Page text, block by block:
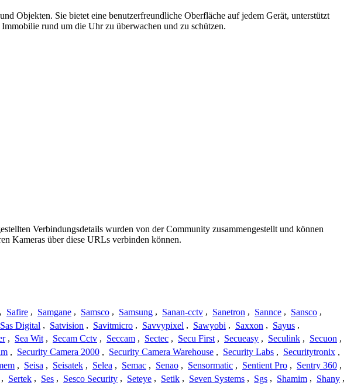
Objekten. Sie bietet eine benutzerfreundliche Oberfläche auf jedem Gerät, unterstützt
rund um die Uhr zu überwachen und zu schützen.
Verbindungsdetails wurden von der Community zusammengestellt und können
Kameras über diese URLs verbinden können.
, Safire , Samgane , Samsco , Samsung , Sanan-cctv , Sanetron , Sannce , Sansco ,
Sas Digital , Satvision , Savitmicro , Savvypixel , Sawyobi , Saxxon , Sayus ,
, Sea Wit , Secam Cctv , Seccam , Sectec , Secu First , Secueasy , Seculink , Secuon ,
, Security Camera 2000 , Security Camera Warehouse , Security Labs , Securitytronix ,
, Seisa , Seisatek , Selea , Semac , Senao , Sensormatic , Sentient Pro , Sentry 360 ,
, Sertek , Ses , Sesco Security , Seteye , Setik , Seven Systems , Sgs , Shamim , Shany ,